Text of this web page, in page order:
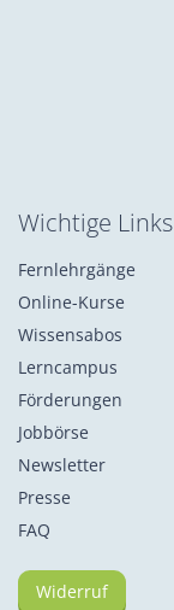
Wichtige Links
Fernlehrgänge
Online-Kurse
Wissensabos
Lerncampus
Förderungen
Jobbörse
Newsletter
Presse
FAQ
Widerruf